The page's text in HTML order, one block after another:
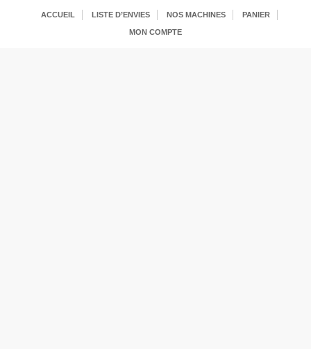
ACCUEIL LISTE D’ENVIES NOS MACHINES PANIER
MON COMPTE